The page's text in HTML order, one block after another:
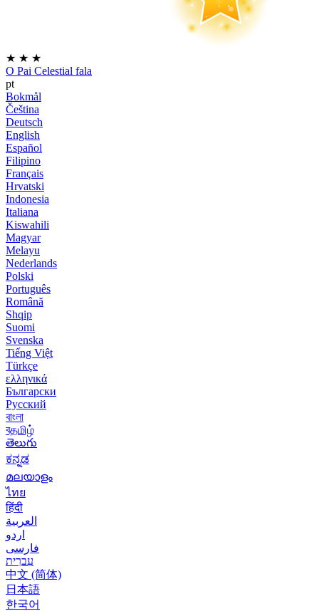
★ ★ ★
O Pai Celestial fala
pt
Bokmål
Čeština
Deutsch
English
Español
Filipino
Français
Hrvatski
Indonesia
Italiana
Kiswahili
Magyar
Melayu
Nederlands
Polski
Português
Română
Shqip
Suomi
Svenska
Tiếng Việt
Türkçe
ελληνικά
Български
Русский
বাংলা
বதமிழ்
తెలుగు
ಕನ್ನಡ
മലയാളം
ไทย
हिंदी
العربية
اردو
فارسی
עִברִית
中文 (简体)
日本語
한국어